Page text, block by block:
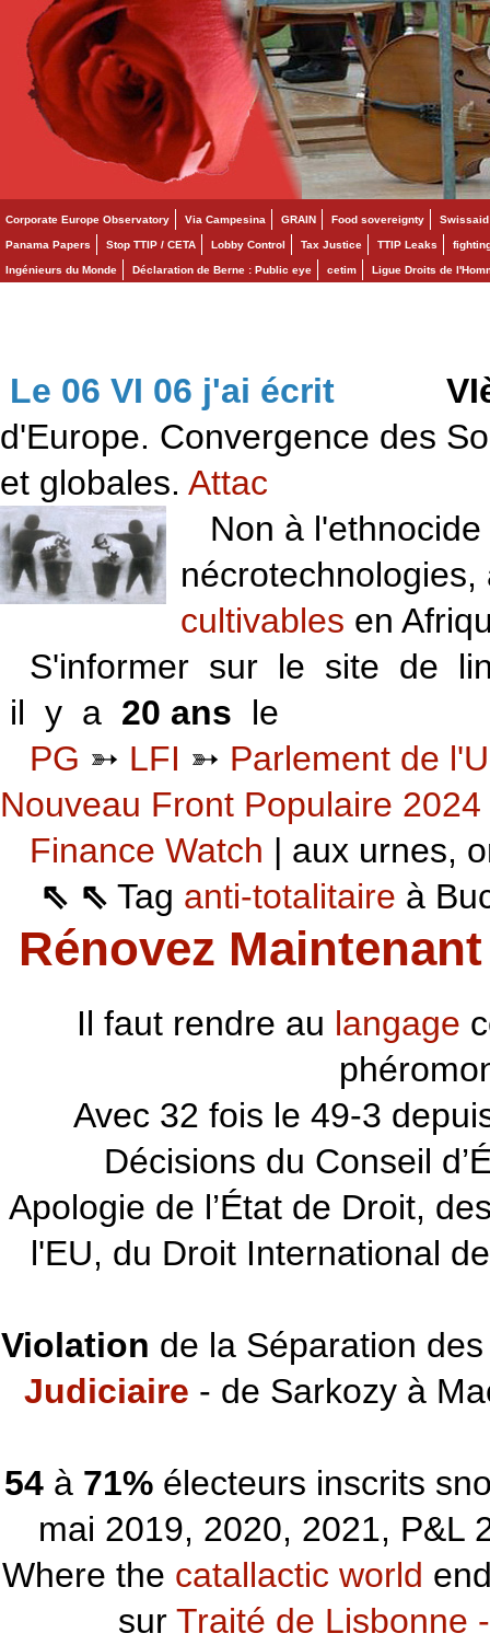
Corporate Europe Observatory Via Campesina GRAIN Food sovereignty Swissaid
Panama Papers Stop TTIP / CETA Lobby Control Tax Justice TTIP Leaks
Ingénieurs du Monde Déclaration de Berne : Public eye cetim Ligue Droits de
Le 06 VI 06 j'ai écrit
d'Europe. Convergence des
et globales. Attac
Non à l'ethnocide
cultivables en
S'informer sur le site de
il y a 20 ans le
PG ➳ LFI ➳ Parlement de
Nouveau Front Populaire 2024
Finance Watch | aux urnes,
⇖ ⇖ Tag anti-totalitaire à
Rénovez
Il faut rendre au langage
Avec 32 fois le 49-3
Décisions du Conseil
Apologie de l’État de Droit,
l'EU, du Droit International
Violation de la Séparation
Judiciaire - de Sarkozy à
54à 71%électeurs inscrits
mai 2019, 2020, 2021, P&L
Where the catallactic world
sur Traité de Lisbonne